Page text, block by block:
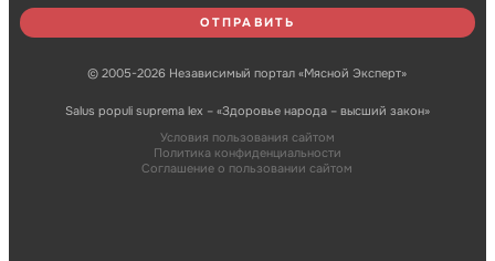
© 2005-2026 Независимый портал «Мясной Эксперт»
Salus populi suprema lex – «Здоровье народа – высший закон»
Условия пользования сайтом
Политика конфиденциальности
Соглашение о пользовании сайтом